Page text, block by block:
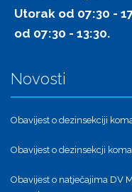
Utorak od 07:30 -
od 07:30 - 13:30.
Novosti
Obavijest o dezinsekciji
Obavijest o dezinsekcji
Obavijest o natječajima DV